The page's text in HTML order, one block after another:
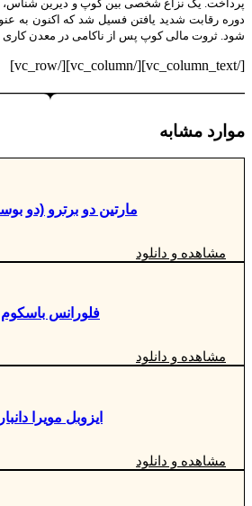
پرداخت. یک نزاع شخصی بین کوپ و دیرین شناس،
دوره رقابت شدید یافتن فسیل شد که اکنون به
شود. ثروت مالی کوپ پس از ناکامی در معدن کاری در دهه 1880 به
[/vc_column_text][/vc_column][/vc_row]
موارد مشابه
مارتین دو برترو (دو
مشاهده و دانلود
فلورانس باسکوم
مشاهده و دانلود
ایزوبل مویرا دانبار
مشاهده و دانلود